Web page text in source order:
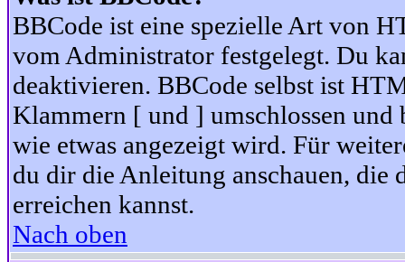
BBCode ist eine spezielle Art von
vom Administrator festgelegt. Du
deaktivieren. BBCode selbst ist
Klammern [ und ] umschlossen
wie etwas angezeigt wird. Für
du dir die Anleitung anschauen, die
erreichen kannst.
Nach oben